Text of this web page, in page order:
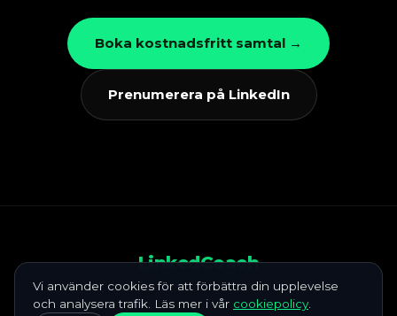
Boka kostnadsfritt samtal →
Prenumerera på LinkedIn
LinkedCoach
StartsidaVåra tjänsterFöreläsningarE-learningMot nästa jobb
LinkedIn-utbildningSälja på LinkedIn, guideKunskapsbank
Vi använder cookies för att förbättra din upplevelse
och analysera trafik. Läs mer i vår cookiepolicy